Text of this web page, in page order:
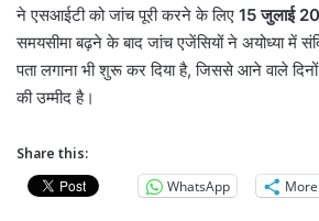
ने एसआईटी को जांच पूरी करने के लिए 15 जुलाई
समयसीमा बढ़ने के बाद जांच एजेंसियों ने अयोध्या में
पता लगाना भी शुरू कर दिया है, जिससे आने वाले
की उम्मीद है।
Share this:
WhatsApp
More